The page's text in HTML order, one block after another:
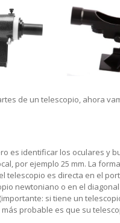
de un telescopio, ahora
es identificar los oculares y
por ejemplo 25 mm. La
telescopio es directa en el
newtoniano o en el
si tiene un
probable es que su